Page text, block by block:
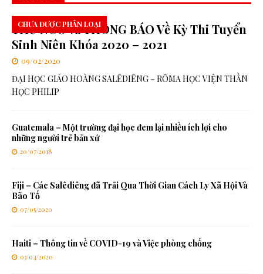
THƯ NGỎ và THÔNG BÁO Về Kỳ Thi Tuyển
Sinh Niên Khóa 2020 – 2021
CHƯA ĐƯỢC PHÂN LOẠI
09/02/2020
ĐẠI HỌC GIÁO HOÀNG SALÊDIÊNG – RÔMA HỌC VIỆN THẦN
HỌC PHILIP
Guatemala – Một trường đại học đem lại nhiều ích lợi cho
những người trẻ bản xứ
20/07/2018
Fiji – Các Salêdiêng đã Trải Qua Thời Gian Cách Ly Xã Hội Và
Bão Tố
07/05/2020
Haiti – Thông tin về COVID-19 và Việc phòng chống
03/04/2020